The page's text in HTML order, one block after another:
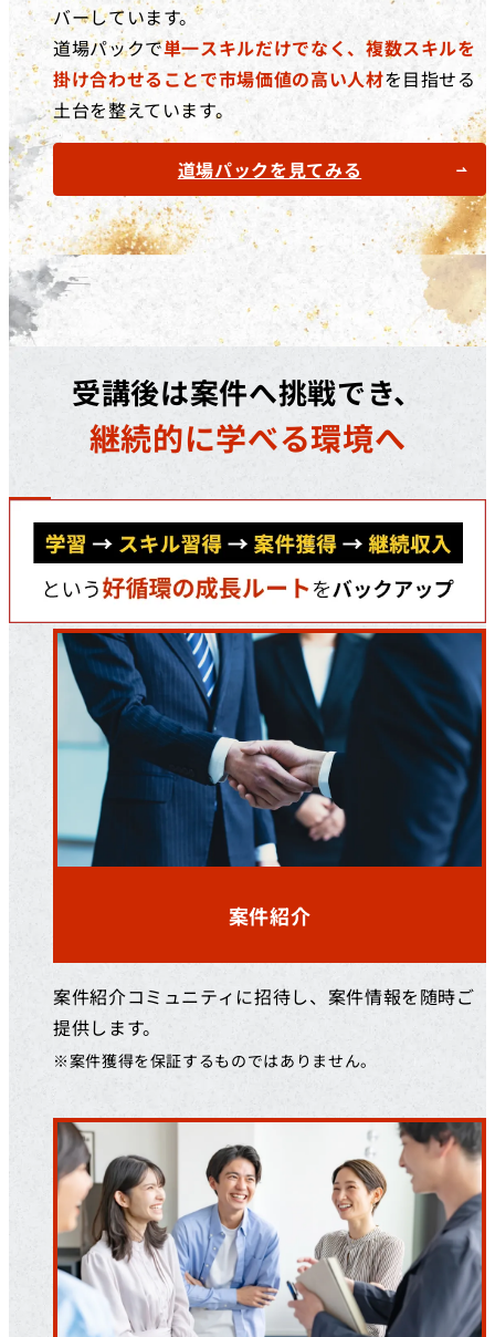
バーしています。
道場パックで単一スキルだけでなく、複数スキルを
掛け合わせることで市場価値の高い人材を目指せる
土台を整えています。
道場パックを見てみる
受講後は案件へ挑戦でき、
継続的に学べる環境へ
案件紹介
案件紹介コミュニティに招待し、案件情報を随時ご
提供します。
※案件獲得を保証するものではありません。